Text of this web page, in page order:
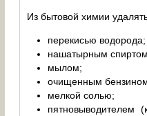
Из бытовой химии
перекисью водорода;
нашатырным
мылом;
очищенным
мелкой солью;
пятновыводителем